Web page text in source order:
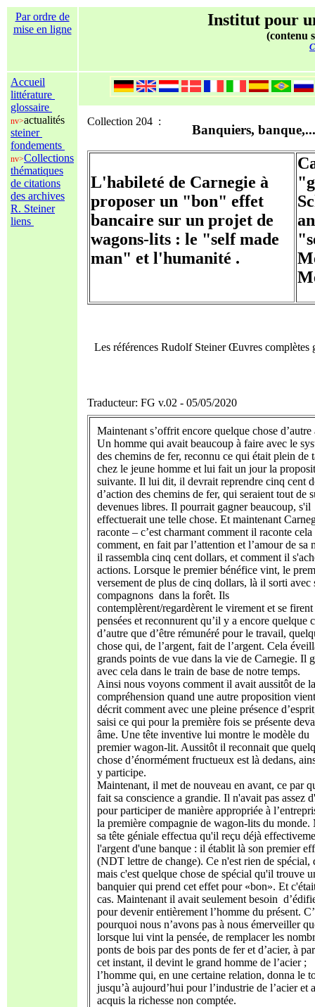
Par ordre de
mise en ligne
Institut pour
(contenu
Accueil
littérature
glossaire
nv>actualités
steiner
fondements
nv>Collections
thématiques
de citations
des archives
R. Steiner
liens
Collection 204 :
Banquiers,
L'habileté de Carnegie à
proposer un "bon" effet
bancaire sur un projet de
wagons-lits : le "self made
man" et l'humanité .
Les références Rudolf Steiner Œuvres
Traducteur: FG v.02 - 05/05/2020
Maintenant s’offrit encore quelque chose d’autre
Un homme qui avait beaucoup à faire avec le
des chemins de fer, reconnu ce qui était plein de
chez le jeune homme et lui fait un jour la
suivante. Il lui dit, il devrait reprendre cinq cent
d’action des chemins de fer, qui seraient tout de
devenues libres. Il pourrait gagner beaucoup, s'il
effectuerait une telle chose. Et maintenant
raconte – c’est charmant comment il raconte cela
comment, en fait par l’attention et l’amour de sa
il rassembla cinq cent dollars, et comment il
actions. Lorsque le premier bénéfice vint, le
versement de plus de cinq dollars, là il sorti avec
compagnons dans la forêt. Ils
contemplèrent/regardèrent le virement et se firent
pensées et reconnurent qu’il y a encore quelque
d’autre que d’être rémunéré pour le travail,
chose qui, de l’argent, fait de l’argent. Cela
grands points de vue dans la vie de Carnegie. Il
avec cela dans le train de base de notre temps.
Ainsi nous voyons comment il avait aussitôt de la
compréhension quand une autre proposition
décrit comment avec une pleine présence
saisi ce qui pour la première fois se présente
âme. Une tête inventive lui montre le modèle du
premier wagon-lit. Aussitôt il reconnait que
chose d’énormément fructueux est là dedans,
y participe.
Maintenant, il met de nouveau en avant, ce par
fait sa conscience a grandie. Il n'avait pas assez
pour participer de manière appropriée à
la première compagnie de wagon-lits du monde.
sa tête géniale effectua qu'il reçu déjà
l'argent d'une banque : il établit là son premier
(NDT lettre de change). Ce n'est rien de spécial,
mais c'est quelque chose de spécial qu'il trouve
banquier qui prend cet effet pour «bon». Et
cas. Maintenant il avait seulement besoin
pour devenir entièrement l’homme du présent.
pourquoi nous n’avons pas à nous émerveiller
lorsque lui vint la pensée, de remplacer les
ponts de bois par des ponts de fer et d’acier, à
cet instant, il devint le grand homme de l’acier ;
l’homme qui, en une certaine relation, donna le
jusqu’à aujourd’hui pour l’industrie de l’acier et a
acquis la richesse non comptée.